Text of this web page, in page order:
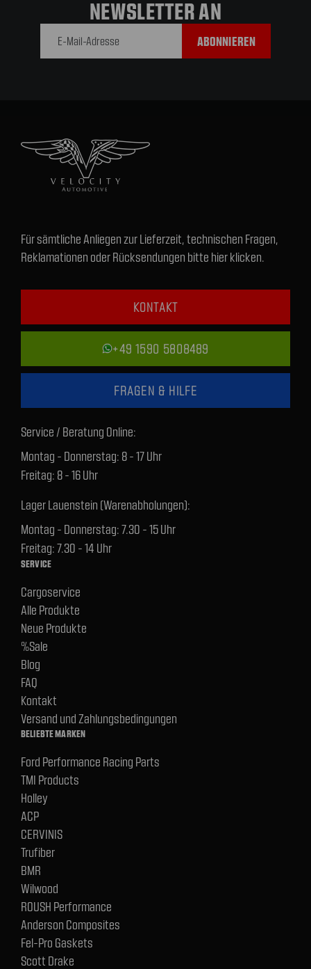
NEWSLETTER AN
Für sämtliche Anliegen zur Lieferzeit, technischen Fragen,
Reklamationen oder Rücksendungen bitte hier klicken.
KONTAKT
+49 1590 5808489
FRAGEN & HILFE
Service / Beratung Online:
Montag - Donnerstag: 8 - 17 Uhr
Freitag: 8 - 16 Uhr
Lager Lauenstein (Warenabholungen):
Montag - Donnerstag: 7.30 - 15 Uhr
Freitag: 7.30 - 14 Uhr
SERVICE
Cargoservice
Alle Produkte
Neue Produkte
%Sale
Blog
FAQ
Kontakt
Versand und Zahlungsbedingungen
BELIEBTE MARKEN
Ford Performance Racing Parts
TMI Products
Holley
ACP
CERVINIS
Trufiber
BMR
Wilwood
ROUSH Performance
Anderson Composites
Fel-Pro Gaskets
Scott Drake